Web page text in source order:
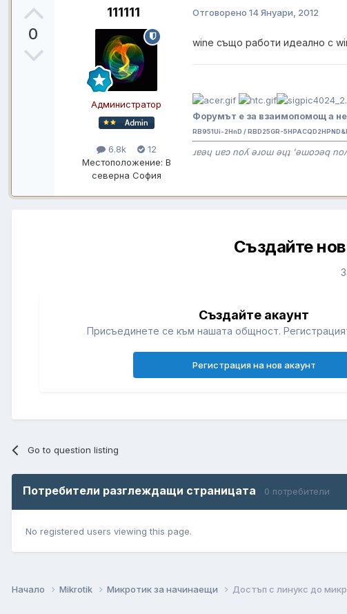
0
111111
Администратор
6.8k
12
Местоположение: В
северна София
Отговорено 14 Януари, 2012
wine също работи идеално с
Форумът е за взаимопомощ а
RB951Ui-2HnD / RBD25GR-
ɹɐǝɥ uɐɔ noʎ ǝɹoɯ ǝɥʇ 'ǝɯoɔǝq noʎ
Създайте
Създайте акаунт
Присъединете се към нашата общност.
Регистрация на нов акаунт
Go to question listing
Потребители разглеждащи страницата 0 потребители
No registered users viewing this page.
Начало Mikrotik Микротик за начинаещи Достъп с линукс до